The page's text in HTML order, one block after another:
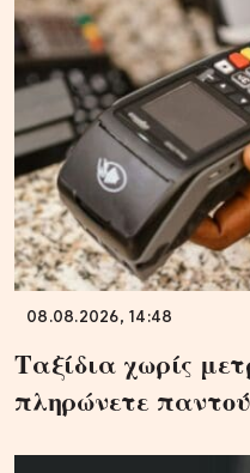
08.08.2026, 14:48
Ταξίδια χωρίς
πληρώνετε